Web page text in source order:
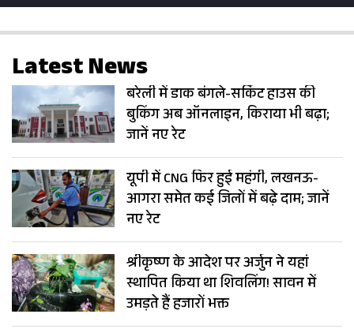
Latest News
बरेली में डाक बंगले-सर्किट हाउस की
बुकिंग अब ऑनलाइन, किराया भी बढ़ा;
जानें नए रेट
यूपी में CNG फिर हुई महंगी, लखनऊ-
आगरा समेत कई जिलों में बढ़े दाम; जानें
नए रेट
श्रीकृष्ण के आदेश पर अर्जुन ने यहां
स्थापित किया था शिवलिंग! सावन में
उमड़ते हैं हजारों भक्त